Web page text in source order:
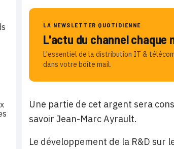
LA NEWSLETTER QUOTIDIENNE
L'actu du channel chaque
L'essentiel de la distribution IT &
dans votre boîte mail.
Une partie de cet argent sera
savoir Jean-Marc Ayrault.
Le développement de la R&D sur